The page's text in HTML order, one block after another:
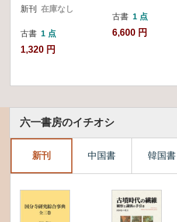
新刊 在庫なし
古書 1 点
1,320 円
古書 1 点
6,600 円
六一書房のイチオシ
新刊 中国書 韓国書